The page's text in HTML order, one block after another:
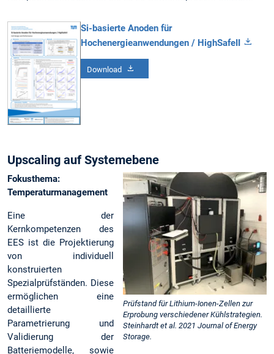
Si-basierte Anoden für
Hochenergieanwendungen / HighSafeII
Download
Upscaling auf Systemebene
Prüfstand für Lithium-Ionen-Zellen zur
Erprobung verschiedener Kühlstrategien.
Steinhardt et al. 2021 Journal of Energy
Storage.
Fokusthema:
Temperaturmanagement
Eine der
Kernkompetenzen des
EES ist die Projektierung
von individuell
konstruierten
Spezialprüfständen. Diese
ermöglichen eine
detaillierte
Parametrierung und
Validierung der
Batteriemodelle, sowie